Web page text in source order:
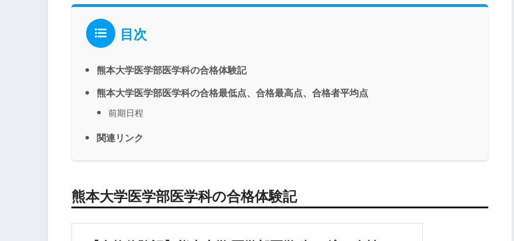
目次
熊本大学医学部医学科の合格体験記
熊本大学医学部医学科の合格最低点、合格最高点、合格者平均点
前期日程
関連リンク
熊本大学医学部医学科の合格体験記